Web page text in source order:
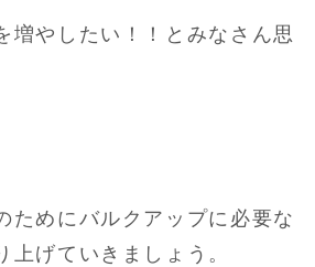
増やしたい！！とみなさん思
ためにバルクアップに必要な
上げていきましょう。